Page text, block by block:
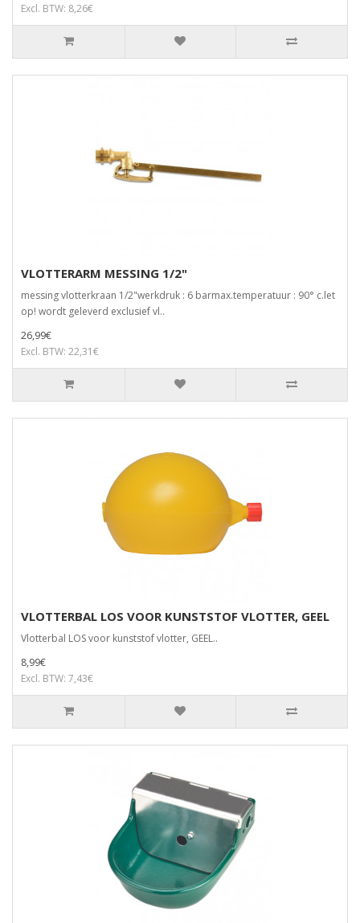
Excl. BTW: 8,26€
VLOTTERARM MESSING 1/2"
messing vlotterkraan 1/2"werkdruk : 6 barmax.temperatuur : 90° c.let
op! wordt geleverd exclusief vl..
26,99€
Excl. BTW: 22,31€
VLOTTERBAL LOS VOOR KUNSTSTOF VLOTTER, GEEL
Vlotterbal LOS voor kunststof vlotter, GEEL..
8,99€
Excl. BTW: 7,43€